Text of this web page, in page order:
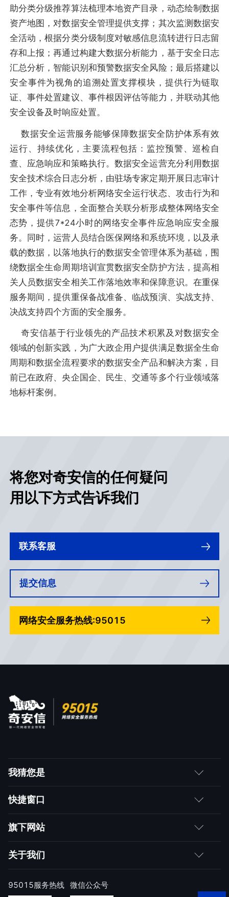
助分类分级推荐算法梳理本地资产目录，动态绘制数据
资产地图，对数据安全管理提供支撑；其次监测数据安
全活动，根据分类分级制度对敏感信息流转进行日志留
存和上报；再通过构建大数据分析能力，基于安全日志
汇总分析，智能识别和预警数据安全风险；最后搭建以
安全事件为视角的追溯处置支撑模块，提供行为链取
证、事件处置建议、事件根因评估等能力，并联动其他
安全设备及时响应处置。
数据安全运营服务能够保障数据安全防护体系有效
运行、持续优化，主要流程包括：监控预警、巡检自
查、应急响应和策略执行。数据安全运营充分利用数据
安全技术综合日志分析，由驻场专家定期开展日志审计
工作，专业有效地分析网络安全运行状态、攻击行为和
安全事件等信息，全面整合关联分析形成整体网络安全
态势，提供7*24小时的网络安全事件应急响应安全服
务。同时，运营人员结合医保网络和系统环境，以及承
载的数据，以落地执行的数据安全管理体系为基础，围
绕数据全生命周期培训宣贯数据安全防护方法，提高相
关人员数据安全相关工作落地效率和保障意识。在重保
服务期间，提供重保备战准备、临战预演、实战支持、
决战支持四个方面的安全服务。
奇安信基于行业领先的产品技术积累及对数据安全
领域的创新实践，为广大政企用户提供满足数据全生命
周期和数据全流程要求的数据安全产品和解决方案，目
前已在政府、央企国企、民生、交通等多个行业领域落
地标杆案例。
将您对奇安信的任何疑问
用以下方式告诉我们
联系客服
提交信息
网络安全服务热线:95015
我猜您是
客户
合作伙伴
求职者
快捷窗口
如何购买
产品注册与激活
样本上报
旗下网站
网神
技术研究院
关于我们
公司简介
95015服务热线 微信公众号